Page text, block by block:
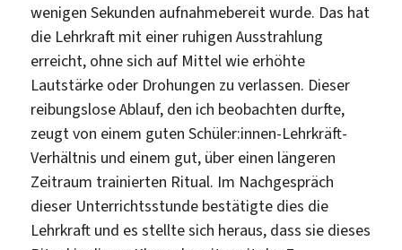
wenigen Sekunden aufnahmebereit wurde. Das hat
die Lehrkraft mit einer ruhigen Ausstrahlung
erreicht, ohne sich auf Mittel wie erhöhte
Lautstärke oder Drohungen zu verlassen. Dieser
reibungslose Ablauf, den ich beobachten durfte,
zeugt von einem guten Schüler:innen-Lehrkräft-
Verhältnis und einem gut, über einen längeren
Zeitraum trainierten Ritual. Im Nachgespräch
dieser Unterrichtsstunde bestätigte dies die
Lehrkraft und es stellte sich heraus, dass sie dieses